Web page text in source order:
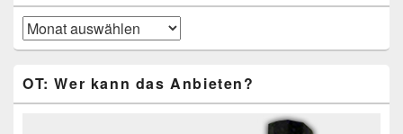
Blog-
Beiträge
OT: Wer kann das Anbieten?